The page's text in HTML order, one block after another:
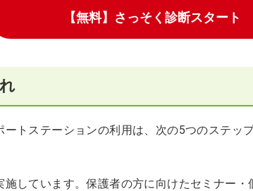
【無料】さっそく診断スタート
トステーションの利用は、次の5つのステッ
施しています。保護者の方に向けたセミナー・